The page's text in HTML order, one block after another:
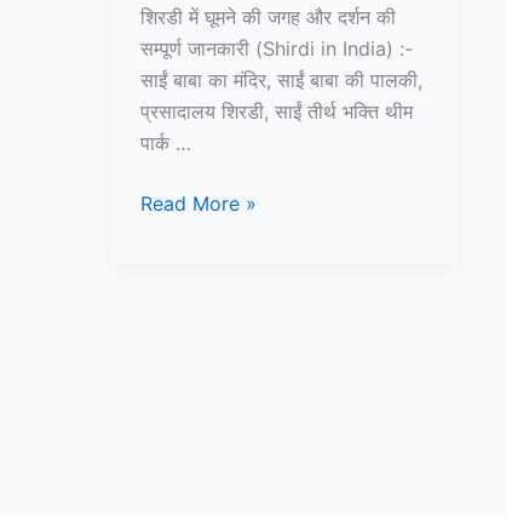
शिरडी में घूमने की जगह और दर्शन की
सम्पूर्ण जानकारी (Shirdi in India) :-
साईं बाबा का मंदिर, साईं बाबा की पालकी,
प्रसादालय शिरडी, साईं तीर्थ भक्ति थीम
पार्क …
शिरडी
Read More »